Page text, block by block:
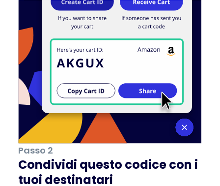
Passo 2
Condividi questo codice con i
tuoi destinatari